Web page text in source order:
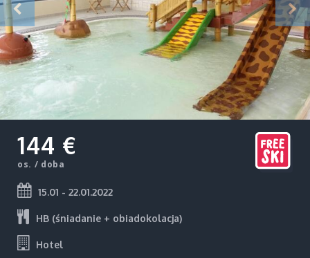
144 €
os. / doba
15.01 - 22.01.2022
HB (śniadanie + obiadokolacja)
Hotel